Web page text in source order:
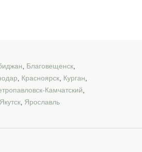
Благовещенск
Красноярск Курган
Камчатский
Якутск Ярославль